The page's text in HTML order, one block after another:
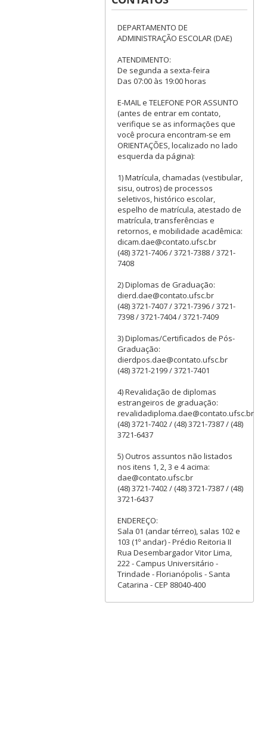
DEPARTAMENTO DE
ADMINISTRAÇÃO ESCOLAR (DAE)
ATENDIMENTO:
De segunda a sexta-feira
Das 07:00 às 19:00 horas
E-MAIL e TELEFONE POR ASSUNTO
(antes de entrar em contato,
verifique se as informações que
você procura encontram-se em
ORIENTAÇÕES, localizado no lado
esquerda da página):
1) Matrícula, chamadas (vestibular,
sisu, outros) de processos
seletivos, histórico escolar,
espelho de matrícula, atestado de
matrícula, transferências e
retornos, e mobilidade acadêmica:
dicam.dae@contato.ufsc.br
(48) 3721-7406 / 3721-7388 / 3721-
7408
2) Diplomas de Graduação:
dierd.dae@contato.ufsc.br
(48) 3721-7407 / 3721-7396 / 3721-
7398 / 3721-7404 / 3721-7409
3) Diplomas/Certificados de Pós-
Graduação:
dierdpos.dae@contato.ufsc.br
(48) 3721-2199 / 3721-7401
4) Revalidação de diplomas
estrangeiros de graduação:
revalidadiploma.dae@contato.ufsc.br
(48) 3721-7402 / (48) 3721-7387 / (48)
3721-6437
5) Outros assuntos não listados
nos itens 1, 2, 3 e 4 acima:
dae@contato.ufsc.br
(48) 3721-7402 / (48) 3721-7387 / (48)
3721-6437
ENDEREÇO:
Sala 01 (andar térreo), salas 102 e
103 (1º andar) - Prédio Reitoria II
Rua Desembargador Vitor Lima,
222 - Campus Universitário -
Trindade - Florianópolis - Santa
Catarina - CEP 88040-400